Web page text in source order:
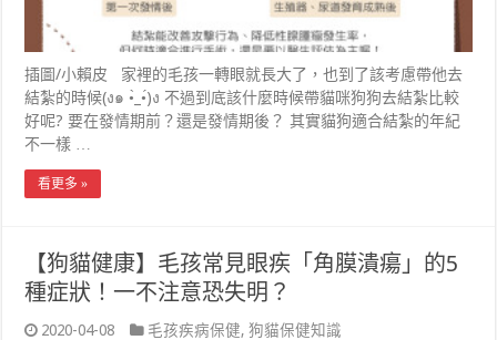
插圖/小賴皮 家裡的毛孩一轉眼就長大了，也到了該考慮帶他去
結紮的時候(ง๑ •̀_•́)ง 不過到底該什麼時候帶貓咪狗狗去結紮比較
好呢? 要在發情期前？還是發情期後？ 其實貓狗適合結紮的年紀
不一樣 …
看更多 »
【狗貓健康】毛孩常見眼疾「角膜潰瘍」的5
種症狀！一不注意恐失明？
2020-04-08 毛孩疾病保健,狗貓保健知識